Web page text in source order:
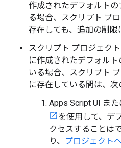
作成されたデフォルト
る場合、スクリプト プ
存在しても、追加の制限
スクリプト プロジェク
に作成されたデフォル
いる場合、スクリプト
に存在している間は、次
Apps Script UI また
を使用して、デ
クセスすることは
り、
プロジェクト